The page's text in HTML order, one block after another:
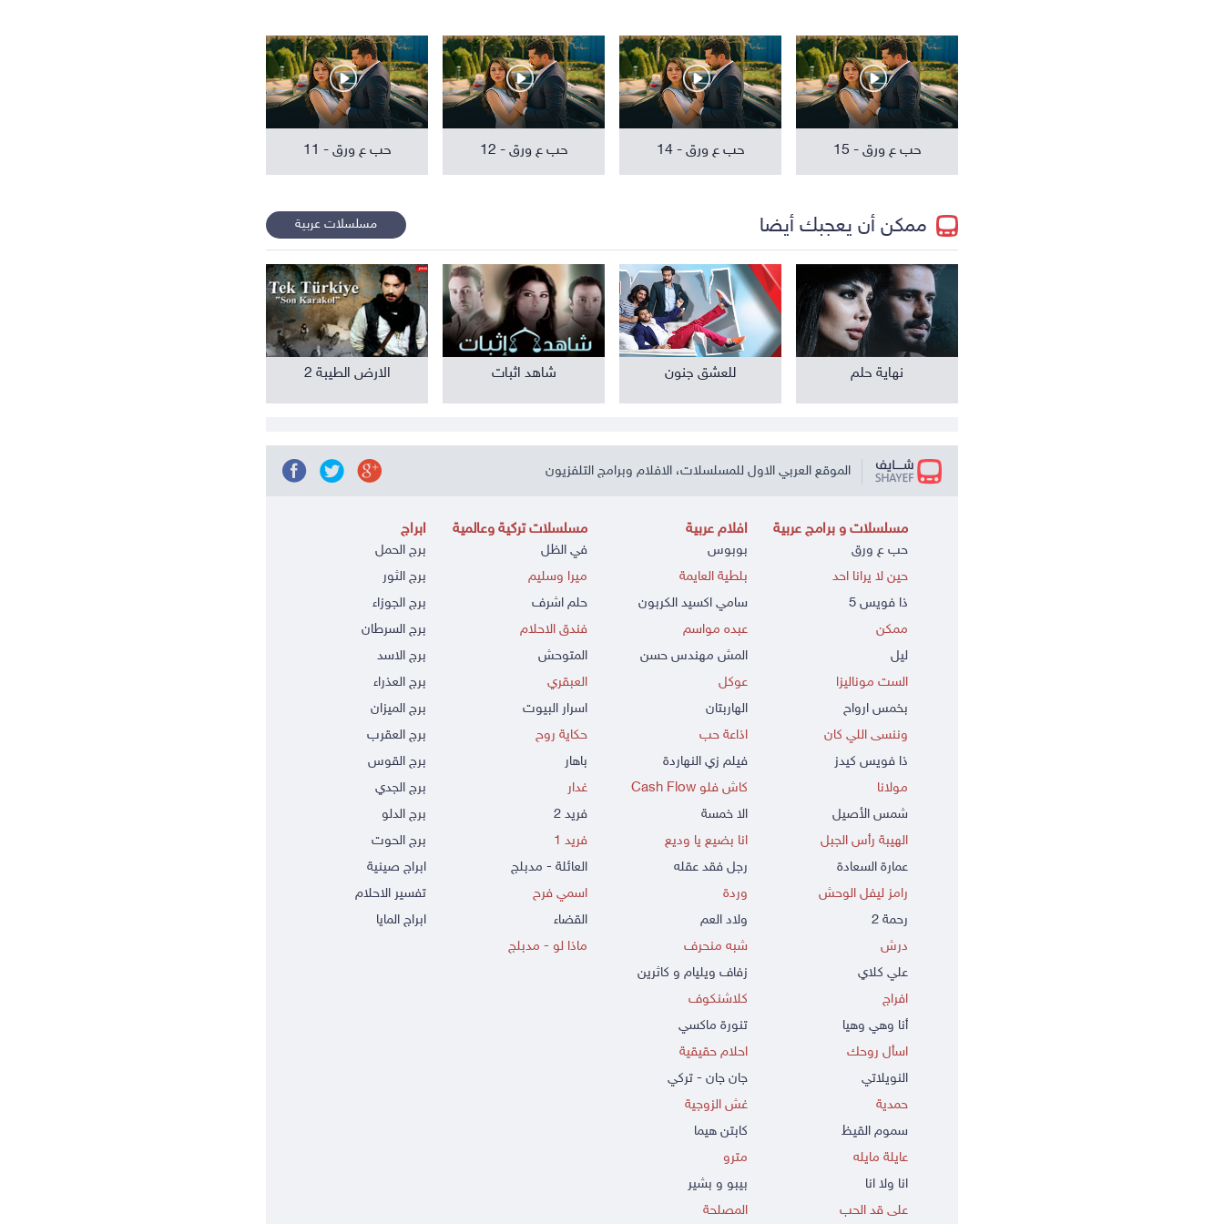
حب ع ورق - 15 حب ع ورق - 14 حب ع ورق - 12 حب ع ورق - 11
ممكن أن يعجبك أيضا مسلسلات عربية
نهاية حلم للعشق جنون شاهد اثبات الارض الطيبة 2
الموقع العربي الاول للمسلسلات، الافلام وبرامج التلفزيون
مسلسلات و برامج عربية
حب ع ورق
حين لا يرانا احد
ذا فويس 5
ممكن
ليل
الست موناليزا
بخمس ارواح
وننسى اللي كان
ذا فويس كيدز
مولانا
شمس الأصيل
الهيبة رأس الجبل
عمارة السعادة
رامز ليفل الوحش
رحمة 2
درش
علي كلاي
افراج
أنا وهي وهيا
اسأل روحك
النويلاتي
حمدية
سموم القيظ
عايلة مايله
انا ولا انا
على قد الحب
افلام عربية
بوبوس
بلطية العايمة
سامي اكسيد الكربون
عبده مواسم
المش مهندس حسن
عوكل
الهاربتان
اذاعة حب
فيلم زي النهاردة
كاش فلو Cash Flow
الا خمسة
انا بضيع يا وديع
رجل فقد عقله
وردة
ولاد العم
شبه منحرف
زفاف ويليام و كاثرين
كلاشنكوف
تنورة ماكسي
احلام حقيقية
جان جان - تركي
غش الزوجية
كابتن هيما
مترو
بيبو و بشير
المصلحة
مسلسلات تركية وعالمية
في الظل
ميرا وسليم
حلم اشرف
فندق الاحلام
المتوحش
العبقري
اسرار البيوت
حكاية روح
باهار
غدار
فريد 2
فريد 1
العائلة - مدبلج
اسمي فرح
القضاء
ماذا لو - مدبلج
ابراج
برج الحمل
برج الثور
برج الجوزاء
برج السرطان
برج الاسد
برج العذراء
برج الميزان
برج العقرب
برج القوس
برج الجدي
برج الدلو
برج الحوت
ابراج صينية
تفسير الاحلام
ابراج المايا